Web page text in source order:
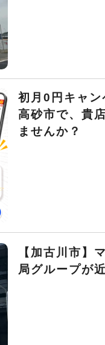
初月0円キャン
高砂市で、貴
ませんか？
【加古川市】
局グループが